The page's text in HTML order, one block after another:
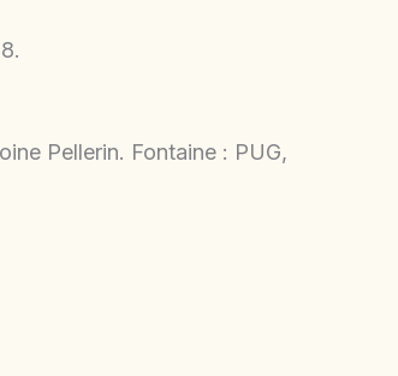
Pellerin. Fontaine : PUG,